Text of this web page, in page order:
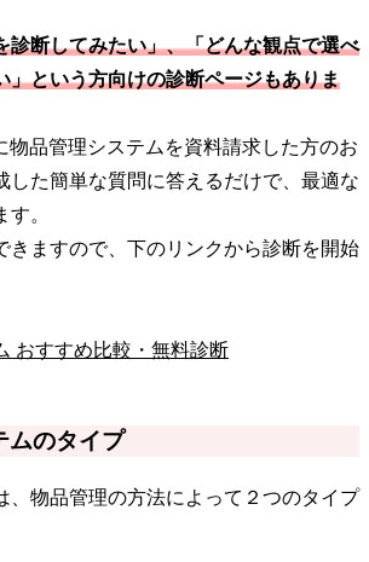
診断してみたい」、「どんな観点で選べ
」という方向けの診断ページもありま
物品管理システムを資料請求した方のお
した簡単な質問に答えるだけで、最適な
。
きますので、下のリンクから診断を開始
おすすめ比較・無料診断
ムのタイプ
、物品管理の方法によって２つのタイプ